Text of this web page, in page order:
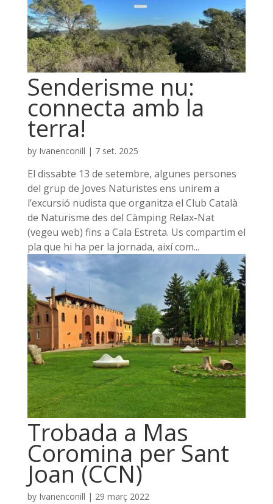
Senderisme nu:
connecta amb la
terra!
by Ivanenconill | 7 set. 2025
El dissabte 13 de setembre, algunes persones
del grup de Joves Naturistes ens unirem a
l’excursió nudista que organitza el Club Català
de Naturisme des del Càmping Relax-Nat
(vegeu web) fins a Cala Estreta. Us compartim el
pla que hi ha per la jornada, així com...
Trobada a Mas
Coromina per Sant
Joan (CCN)
by Ivanenconill | 29 març 2022